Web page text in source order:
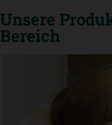
Unsere
Bereich